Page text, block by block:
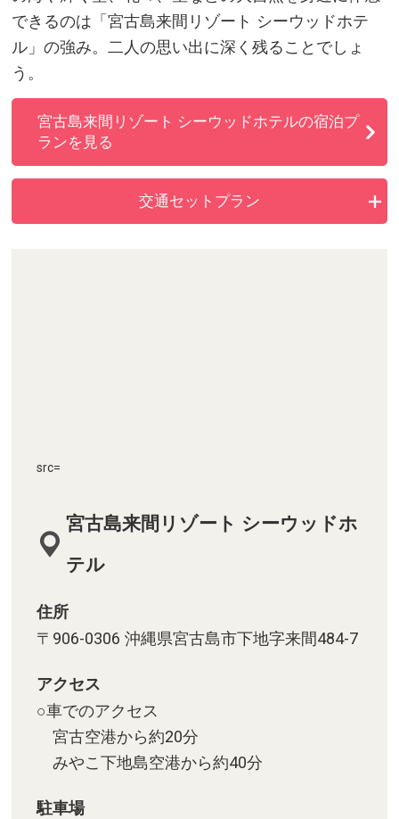
できるのは「宮古島来間リゾート シーウッドホテ
ル」の強み。二人の思い出に深く残ることでしょ
う。
宮古島来間リゾート シーウッドホテルの宿泊プ
ランを見る
交通セットプラン
src=
宮古島来間リゾート シーウッドホ
テル
住所
〒906-0306 沖縄県宮古島市下地字来間484-7
アクセス
○車でのアクセス
宮古空港から約20分
みやこ下地島空港から約40分
駐車場